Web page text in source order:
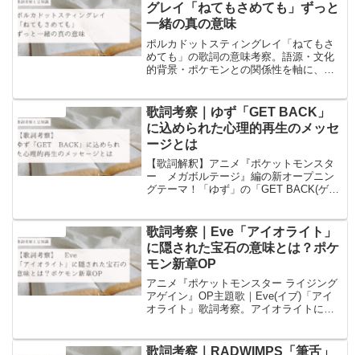
グレイ「ねてもさめても」ずっと
一緒の真の意味
ポルカドットスティングレイ「ねてもさ
めても」の歌詞の意味考察。語源・文化
的背景・ポケモンとの関係性を軸に、他
歌詞考察｜ゆず「GET BACK」
に込められた心理的再生のメッセ
ージとは
【歌詞解釈】アニメ『ポケットモンスタ
ー メガボルテージ』編の新オープニン
グテーマ！「ゆず」の「GET BACK(ゲッ
識を書いています！
歌詞考察｜Eve「アイオライト」
に隠された宝石の意味とは？ポケ
モン新章OP
アニメ『ポケットモンスター ライジング
アゲイン』OP主題歌｜Eve(イブ)「アイ
オライト」歌詞考察。アイオライトに隠
「答えは自分の中にある」。他のブログ
歌詞考察｜RADWIMPS「筆舌」